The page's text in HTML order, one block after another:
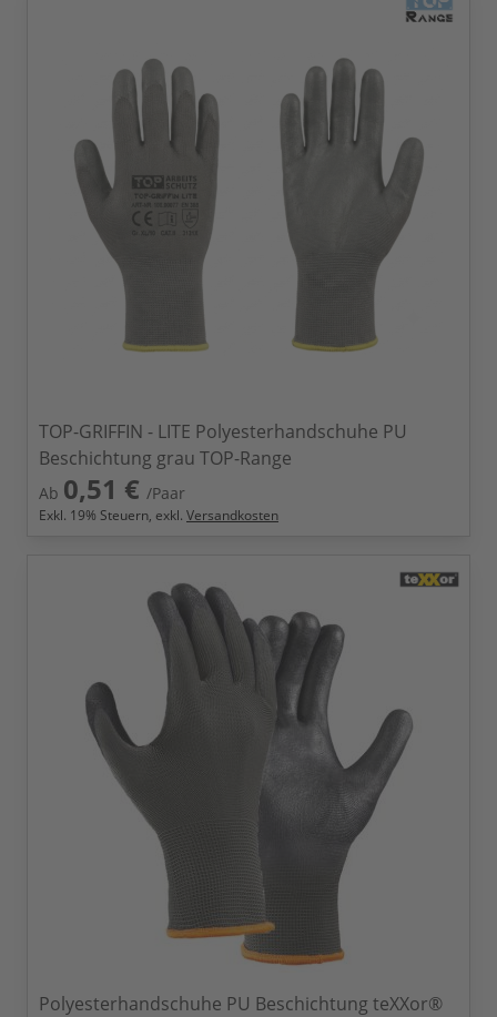
TOP-GRIFFIN - LITE Polyesterhandschuhe PU
Beschichtung grau TOP-Range
Ab 0,51 € /Paar
Exkl. 19% Steuern, exkl. Versandkosten
Polyesterhandschuhe PU Beschichtung teXXor®